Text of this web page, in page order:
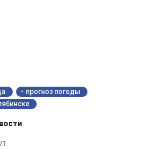
прогноз погоды